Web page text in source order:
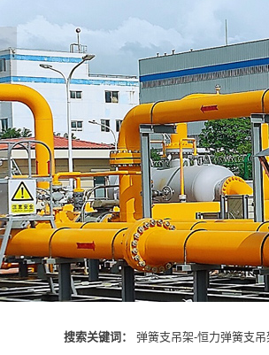
搜索关键词： 弹簧支吊架-恒力弹簧支吊